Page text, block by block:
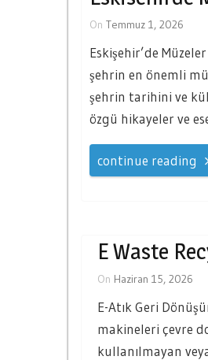
On Temmuz 1, 2026
Eskişehir’de
şehrin en önemli
şehrin tarihini ve
özgü hikayeler ve
continue reading
E Waste
On Haziran 15, 2026
E-Atık Geri
makineleri çevre
kullanılmayan